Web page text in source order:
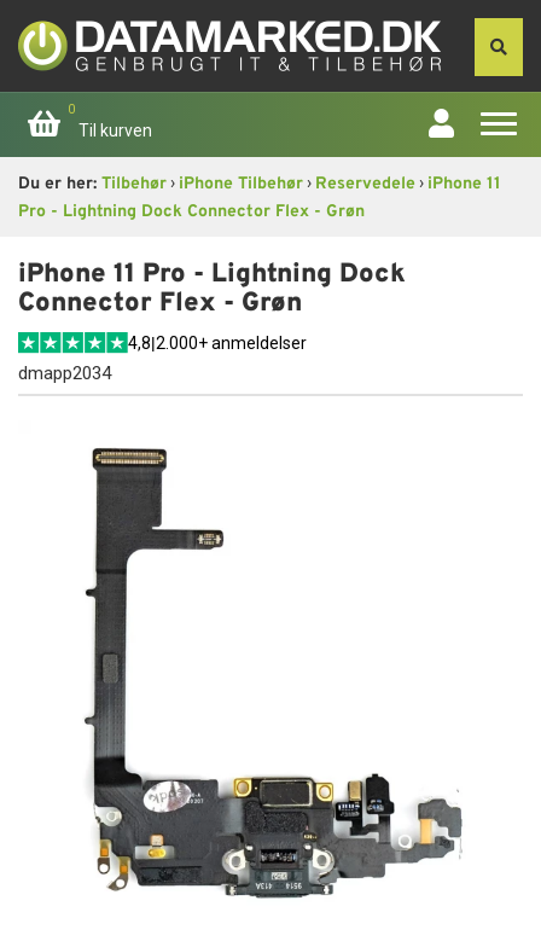
0
Til kurven
Forside
Apple
Skærme
Smartphone
B2B-Opkøb
>>BACK-2-SCHOOL<<
Du er her: Tilbehør› iPhone Tilbehør› Reservedele› iPhone 11
Pro - Lightning Dock Connector Flex - Grøn
iPhone 11 Pro - Lightning Dock
Connector Flex - Grøn
4,8|2.000+ anmeldelser
dmapp2034